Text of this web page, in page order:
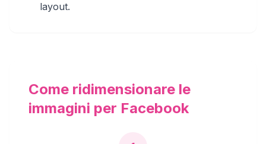
layout.
Come ridimensionare le
immagini per Facebook